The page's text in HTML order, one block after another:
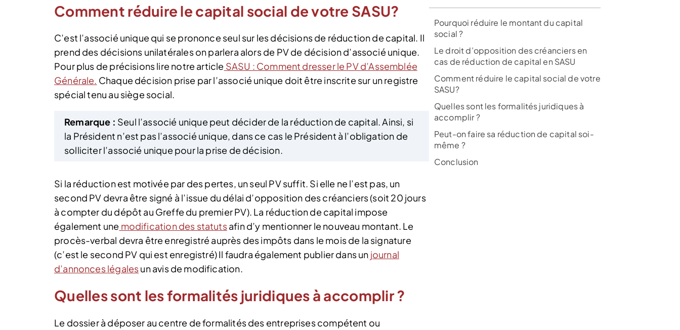
Comment réduire le capital social de votre SASU?
C’est l’associé unique qui se prononce seul sur les décisions de réduction de capital. Il
prend des décisions unilatérales on parlera alors de PV de décision d’associé unique.
Pour plus de précisions lire notre article SASU : Comment dresser le PV d’Assemblée
Générale. Chaque décision prise par l’associé unique doit être inscrite sur un registre
spécial tenu au siège social.
Remarque : Seul l’associé unique peut décider de la réduction de capital. Ainsi, si
la Président n’est pas l’associé unique, dans ce cas le Président à l’obligation de
solliciter l’associé unique pour la prise de décision.
Si la réduction est motivée par des pertes, un seul PV suffit. Si elle ne l’est pas, un
second PV devra être signé à l’issue du délai d’opposition des créanciers (soit 20 jours
à compter du dépôt au Greffe du premier PV). La réduction de capital impose
également une modification des statutsafin d’y mentionner le nouveau montant. Le
procès-verbal devra être enregistré auprès des impôts dans le mois de la signature
(c’est le second PV qui est enregistré) Il faudra également publier dans un journal
d’annonces légalesun avis de modification.
Quelles sont les formalités juridiques à accomplir ?
Le dossier à déposer au centre de formalités des entreprises compétent ou
Pourquoi réduire le montant du capital
social ?
Le droit d’opposition des créanciers en
cas de réduction de capital en SASU
Comment réduire le capital social de votre
SASU?
Quelles sont les formalités juridiques à
accomplir ?
Peut-on faire sa réduction de capital soi-
même ?
Conclusion